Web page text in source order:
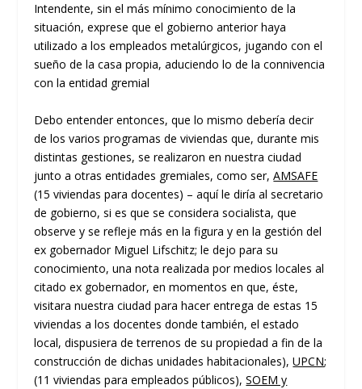
Intendente, sin el más mínimo conocimiento de la
situación, exprese que el gobierno anterior haya
utilizado a los empleados metalúrgicos, jugando con el
sueño de la casa propia, aduciendo lo de la connivencia
con la entidad gremial
Debo entender entonces, que lo mismo debería decir
de los varios programas de viviendas que, durante mis
distintas gestiones, se realizaron en nuestra ciudad
junto a otras entidades gremiales, como ser,AMSAFE
(15 viviendas para docentes) – aquí le diría al secretario
de gobierno, si es que se considera socialista, que
observe y se refleje más en la figura y en la gestión del
ex gobernador Miguel Lifschitz; le dejo para su
conocimiento, una nota realizada por medios locales al
citado ex gobernador, en momentos en que, éste,
visitara nuestra ciudad para hacer entrega de estas 15
viviendas a los docentes donde también, el estado
local, dispusiera de terrenos de su propiedad a fin de la
construcción de dichas unidades habitacionales),UPCN;
(11 viviendas para empleados públicos),SOEM y